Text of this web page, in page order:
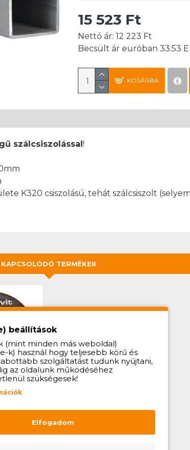
15 523 Ft
Nettó ár: 12 223 Ft
Becsült ár euróban 33.53
KOSÁRBA
szálcsiszolással!
K320 csiszolású, tehát szálcsiszolt
KAPCSOLÓDÓ TERMÉKEK
beállítások
(mint minden más weboldal)
k) használ hogy teljesebb körű és
szolgáltatást tudunk nyújtani,
az oldalunk működéséhez
szükségesek!
Elfogadom